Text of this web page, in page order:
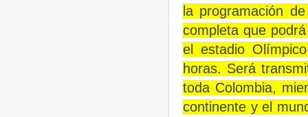
la programación
completa que
el estadio
horas. Será
toda Colombia,
continente y el